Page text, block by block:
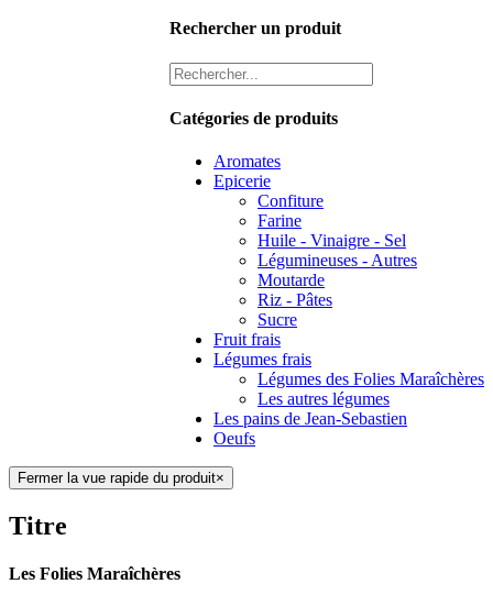
Rechercher un produit
Catégories de produits
Aromates
Epicerie
Confiture
Farine
Huile - Vinaigre - Sel
Légumineuses - Autres
Moutarde
Riz - Pâtes
Sucre
Fruit frais
Légumes frais
Légumes des Folies Maraîchères
Les autres légumes
Les pains de Jean-Sebastien
Oeufs
Fermer la vue rapide du produit×
Titre
Les Folies Maraîchères